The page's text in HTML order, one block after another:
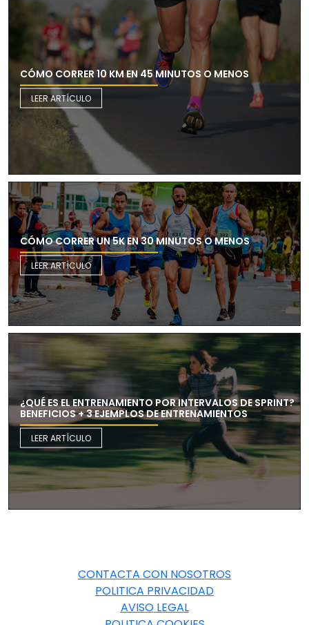
CÓMO CORRER 10 KM EN 45 MINUTOS O MENOS
LEER ARTÍCULO
CÓMO CORRER UN 5K EN 30 MINUTOS O MENOS
LEER ARTÍCULO
¿QUÉ ES EL ENTRENAMIENTO POR INTERVALOS DE SPRINT?
BENEFICIOS + 3 EJEMPLOS DE ENTRENAMIENTOS
LEER ARTÍCULO
CONTACTA CON NOSOTROS
POLITICA PRIVACIDAD
AVISO LEGAL